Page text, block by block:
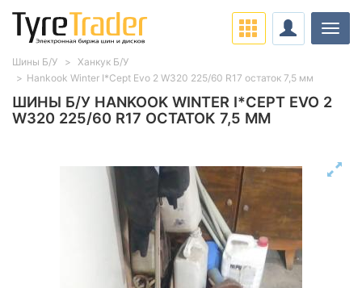
ШИНЫ Б/У HANKOOK WINTER I*CEPT EVO 2
W320 225/60 R17 ОСТАТОК 7,5 ММ
Шины Б/У
Ханкук Б/У
Hankook Winter I*Cept Evo 2 W320 225/60 R17 остаток 7,5 мм